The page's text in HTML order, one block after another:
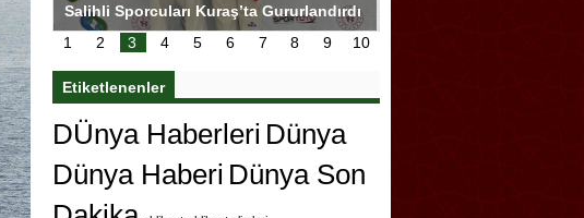
Salihli Sporcuları Kuraş’ta Gururlandırdı
1 2 3 4 5 6 7 8 9 10
Etiketlenenler
DÜnya Haberleri Dünya
Dünya Haberi Dünya Son